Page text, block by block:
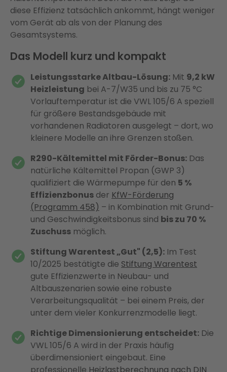
diese Effizienz tatsächlich ankommt, hängt weniger
vom Gerät ab als von der Planung des
Gesamtsystems.
Das Modell kurz und kompakt
Leistungsstarke Altbau-Lösung: Mit 9,2 kW
Heizleistung bei A-7/W35 und bis zu 75 °C
Vorlauftemperatur ist die VWL 105/6 A speziell
für größere Bestandsgebäude mit
vorhandenen Radiatoren ausgelegt – dort, wo
kleinere Modelle an ihre Grenzen stoßen.
R290-Kältemittel mit Förder-Bonus: Das
natürliche Kältemittel Propan (GWP 3)
qualifiziert die Wärmepumpe für den 5 %
Effizienzbonus der KfW-Förderung
(Programm 458) – in Kombination mit Grund-
und Geschwindigkeitsbonus sind bis zu 70 %
Zuschuss möglich.
Stiftung Warentest „Gut" (2,5): Im Test
10/2025 bestätigte die Stiftung Warentest
gute Effizienzwerte in Neubau- und
Altbauszenarien sowie eine robuste
Verarbeitungsqualität – bei einem Preis, der
unter dem vieler Konkurrenzmodelle liegt.
Richtige Dimensionierung entscheidet: Die
VWL 105/6 A wird in der Praxis häufig
überdimensioniert eingebaut. Eine
professionelle Heizlastberechnung nach DIN